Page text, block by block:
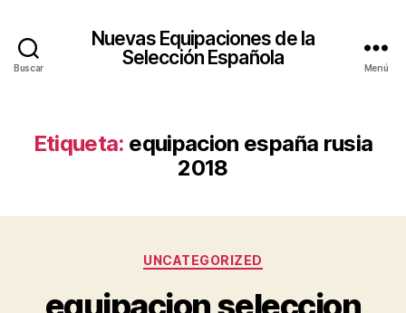
Buscar
Nuevas Equipaciones de la
Selección Española
Menú
Etiqueta: equipacion españa rusia
2018
Categorías
UNCATEGORIZED